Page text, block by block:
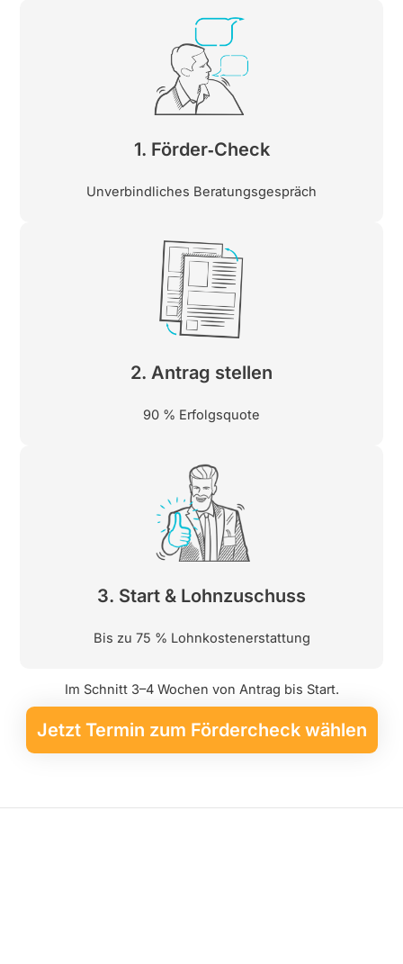
1. Förder‑Check
Unverbindliches Beratungsgespräch
2. Antrag stellen
90 % Erfolgsquote
3. Start & Lohnzuschuss
Bis zu 75 % Lohnkostenerstattung
Im Schnitt 3–4 Wochen von Antrag bis Start.
Jetzt Termin zum Fördercheck wählen